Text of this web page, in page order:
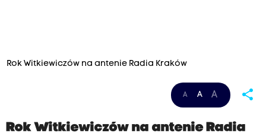
Rok Witkiewiczów na antenie Radia Kraków
A A A share
Rok Witkiewiczów na antenie Radia